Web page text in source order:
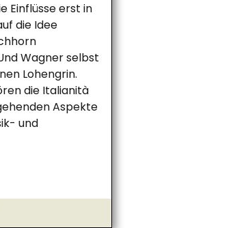
Einflüsse erst in
die Idee
Wagner selbst
Lohengrin.
die Italianità
Aspekte
und